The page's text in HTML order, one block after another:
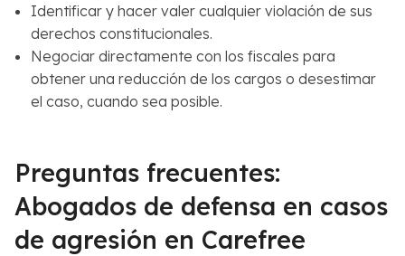
Identificar y hacer valer cualquier violación de sus
derechos constitucionales.
Negociar directamente con los fiscales para
obtener una reducción de los cargos o desestimar
el caso, cuando sea posible.
Preguntas frecuentes:
Abogados de defensa en casos
de agresión en Carefree